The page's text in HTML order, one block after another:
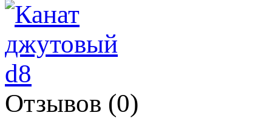
Отзывов (0)